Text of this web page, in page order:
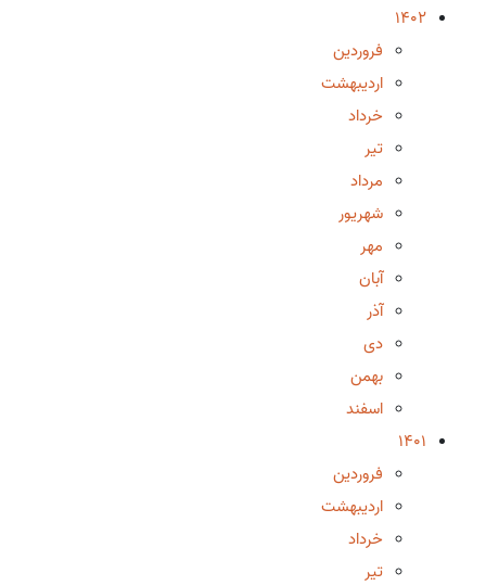
1402
فروردین
اردیبهشت
خرداد
تیر
مرداد
شهریور
مهر
آبان
آذر
دی
بهمن
اسفند
1401
فروردین
اردیبهشت
خرداد
تیر